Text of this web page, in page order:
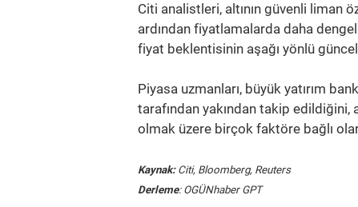
Citi analistleri, altının güvenli liman
ardından fiyatlamalarda daha
fiyat beklentisinin aşağı yönlü
Piyasa uzmanları, büyük yatırım
tarafından yakından takip edildiğini,
olmak üzere birçok faktöre bağlı
Kaynak:Citi, Bloomberg, Reuters
Derleme: OGÜNhaber GPT